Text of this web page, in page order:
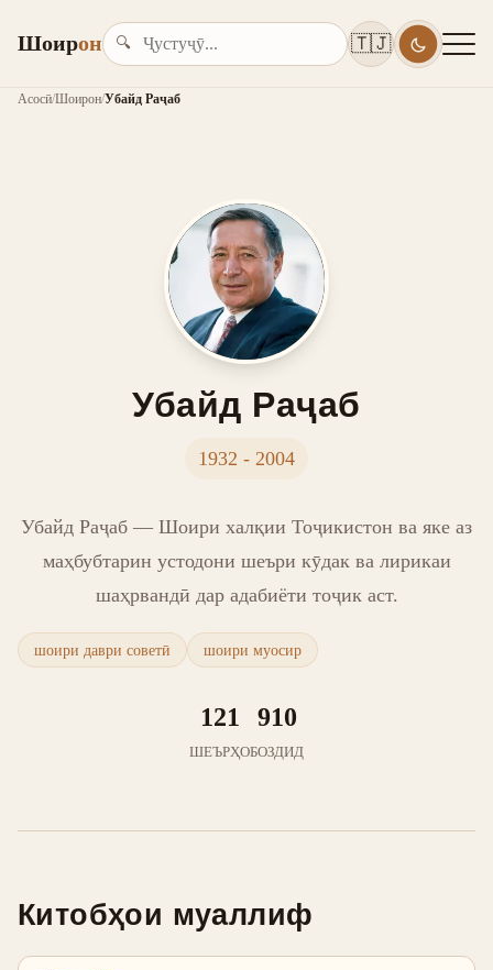
Шоирон 🔍 🇹🇯
Асосӣ/Шоирон/Убайд Раҷаб
Убайд Раҷаб
1932 - 2004
Убайд Раҷаб — Шоири халқии Тоҷикистон ва яке аз
маҳбубтарин устодони шеъри кӯдак ва лирикаи
шаҳрвандӣ дар адабиёти тоҷик аст.
шоири даври советӣ шоири муосир
121
ШЕЪРҲО
910
БОЗДИД
Китобҳои муаллиф